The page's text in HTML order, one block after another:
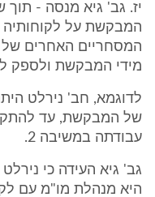
יז. גב' גיא מנסה -
המבקשת על לקוחותיה
המסחריים האחרים
מידי המבקשת ולספק
לדוגמא, חב' נירלט
של המבקשת, עד
עבודתה במשיבה 2.
היא מנהלת מו"מ עם